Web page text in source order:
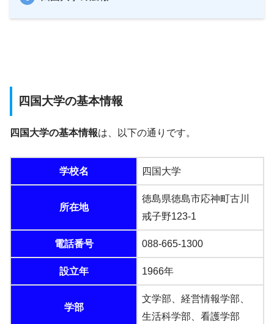
四国大学の基本情報
四国大学の基本情報は、以下の通りです。
学校名 四国大学
所在地
徳島県徳島市応神町古川
戒子野123-1
電話番号 088-665-1300
設立年 1966年
学部
文学部、経営情報学部、
生活科学部、看護学部